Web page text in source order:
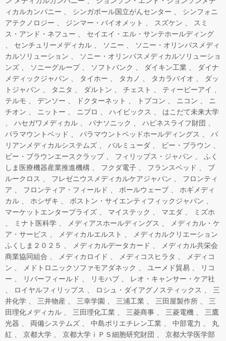
ィカルカンパニー
シンガポール国立がんセンター
シンフォニ
アテクノロジー
ジンマー・バイオメット スズケン
スミ
ス・アンド・ネフュー
セイエイ・エル・サンテホールディング
センチュリーメディカル
ソニー
ソニー・オリンパスメディ
カルソリューション
ソニー・オリンパスメディカルソリューショ
ンズ
ソニーグループ ソフトバンク ダイキン工業
ダイナ
メディックジャパン
タイホー タカノ タカラバイオ
ダッ
トジャパン
タニタ ダルトン チェスト
ティービーアイ
テルモ
デンソー ドクターネット トプコン ニコン
ニ
チオン
ニットー ニプロ ハイビックス
はこだて未来大学
ハセガワメディカル
パナソニック
ハピネスライフ財団
パラマウントベッド
パラマウントベッドホールディングス
バ
リアンメディカルシステムズ
バルミューダ
ビー・ブラウン
ビー・ブラウンエースクラップ
フィリップス・ジャパン
ふく
しま医療機器産業推進機構
フクダ電子 フランスベッド
ブ
ルークロス
フレゼニウスメディカルケアジャパン
フロンティ
ア
フロンティア・フィールド ボールウェーブ
ホギメディ
カル
ホシザキ
ボストン・サイエンティフィックジャパン
マーケットエンタープライズ
マイステック マエダ
ミズホ
ミナト医科学
メディアスホールディングス
メディカル・ケ
ア・サービス
メディカルエルスト
メディカルクリエーション
ふくしま２０２５
メディカルデータカード
メディカル共栄会
商業協同組合
メディカロイド メディコスヒラタ
メディコ
ン
メドトロニックソファモアダネック ユーメド貿易
リコ
ー
リバーフィールド リモハブ
レオ・キャンサー・ケア社
ロイヤルフィリップス
ロシュ・ダイアグノスティックス
三
井化学
三井物産 三幸学園 三浦工業 三田屋製作所
三
田理化メディカル
三田理化工業 三菱商事 三菱電機
三鷹
光器
両備システムズ 中島ポリエチレン工業 中部電力
丸
紅
京都大学 京都大学ｉＰＳ細胞研究財団
京都大学医学部